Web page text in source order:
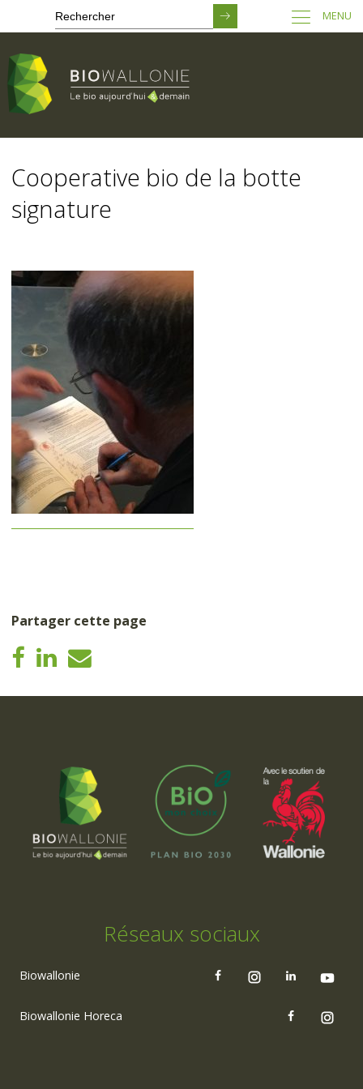
contenu
principal
MENU
Cooperative bio de la botte
signature
Partager cette page
Réseaux sociaux
Biowallonie
Biowallonie Horeca